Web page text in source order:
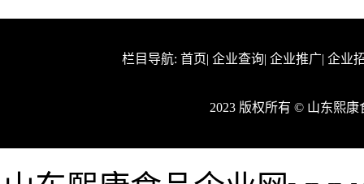
栏目导航: 首页| 企业查询| 企业推广| 企业
2023 版权所有 © 山东熙